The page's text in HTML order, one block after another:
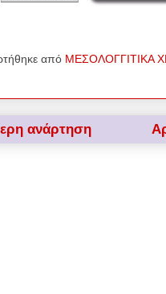
από ΜΕΣΟΛΟΓΓΙΤΙΚΑ
ανάρτηση